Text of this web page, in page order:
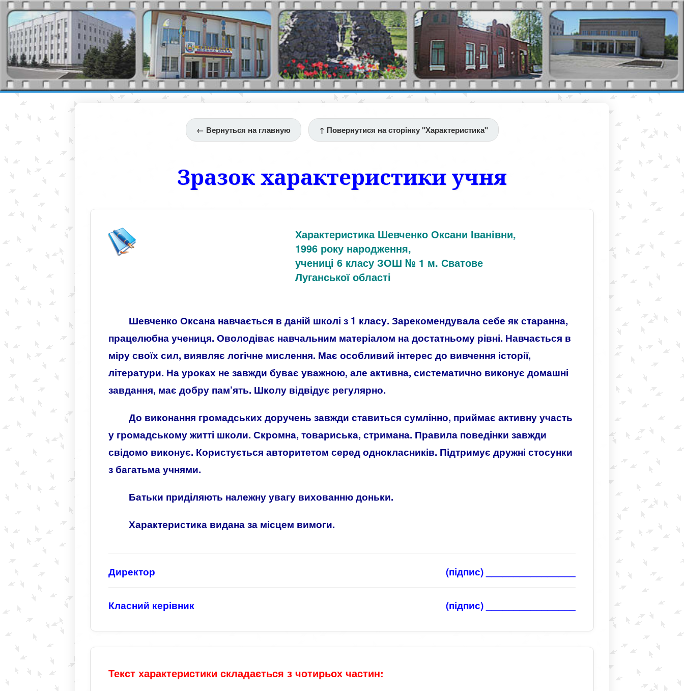
← Вернуться на главную ↑ Повернутися на сторінку "Характеристика"
Зразок характеристики учня
Характеристика Шевченко Оксани Іванівни,
1996 року народження,
учениці 6 класу ЗОШ № 1 м. Сватове
Луганської області
Шевченко Оксана навчається в даній школі з 1 класу. Зарекомендувала себе як старанна,
працелюбна учениця. Оволодіває навчальним матеріалом на достатньому рівні. Навчається в
міру своїх сил, виявляє логічне мислення. Має особливий інтерес до вивчення історії,
літератури. На уроках не завжди буває уважною, але активна, систематично виконує домашні
завдання, має добру пам’ять. Школу відвідує регулярно.
До виконання громадських доручень завжди ставиться сумлінно, приймає активну участь
у громадському житті школи. Скромна, товариська, стримана. Правила поведінки завжди
свідомо виконує. Користується авторитетом серед однокласників. Підтримує дружні стосунки
з багатьма учнями.
Батьки приділяють належну увагу вихованню доньки.
Характеристика видана за місцем вимоги.
Директор (підпис) ________________
Класний керівник (підпис) ________________
Текст характеристики складається з чотирьох частин: